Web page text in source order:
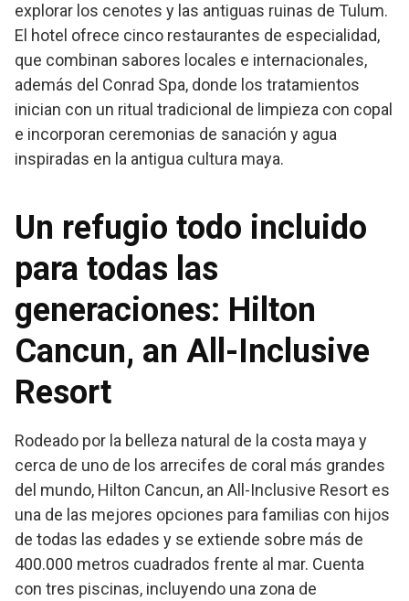
explorar los cenotes y las antiguas ruinas de Tulum.
El hotel ofrece cinco restaurantes de especialidad,
que combinan sabores locales e internacionales,
además del Conrad Spa, donde los tratamientos
inician con un ritual tradicional de limpieza con copal
e incorporan ceremonias de sanación y agua
inspiradas en la antigua cultura maya.
Un refugio todo incluido
para todas las
generaciones: Hilton
Cancun, an All-Inclusive
Resort
Rodeado por la belleza natural de la costa maya y
cerca de uno de los arrecifes de coral más grandes
del mundo, Hilton Cancun, an All-Inclusive Resort es
una de las mejores opciones para familias con hijos
de todas las edades y se extiende sobre más de
400.000 metros cuadrados frente al mar. Cuenta
con tres piscinas, incluyendo una zona de